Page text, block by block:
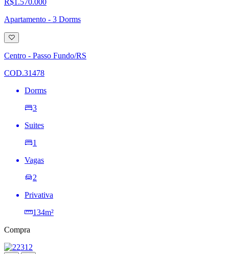
R$1.570.000
Apartamento - 3 Dorms
Adicionar
à
lista
de
Centro - Passo Fundo/RS
COD.31478
Dorms
3
Suites
1
Vagas
2
Privativa
134m²
Compra